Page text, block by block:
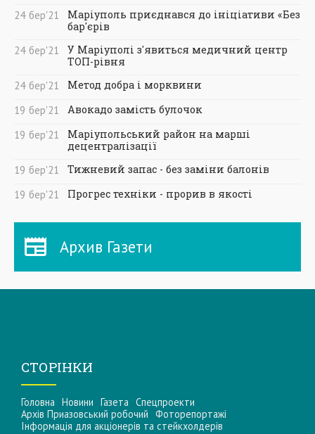
24 бер'21
Маріуполь приєднався до ініціативи «Без
бар'єрів
24 бер'21
У Маріуполі з'явиться медичний центр
ТОП-рівня
24 бер'21
Метод добра і морквини
19 бер'21
Авокадо замість булочок
19 бер'21
Маріупольський район на марші
децентралізації
19 бер'21
Тижневий запас - без заміни балонів
19 бер'21 Прогрес техніки - прорив в якості
Архив Газети
СТОРІНКИ
Головна Новини Газета Спецпроекти
Архів Приазовський робочий Фоторепортажі
Інформацiя для акцiонерiв та стейкхолдерiв